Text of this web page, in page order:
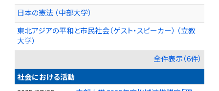
日本の憲法 （中部大学）
東北アジアの平和と市民社会（ゲスト・スピーカー） （立教
大学）
全件表示（6件）
社会における活動